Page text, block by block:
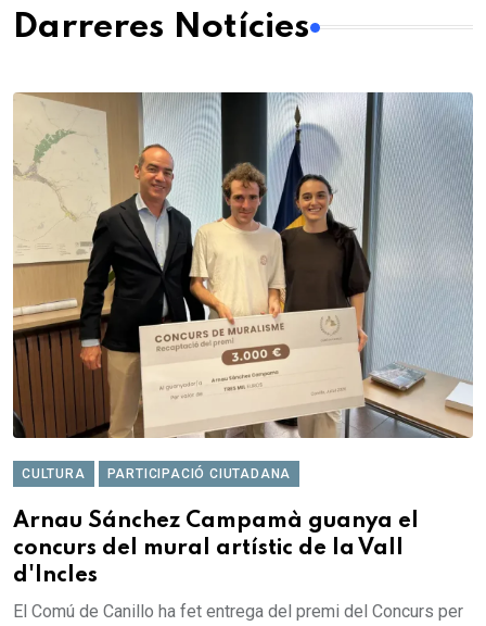
Darreres Notícies
CULTURA PARTICIPACIÓ CIUTADANA
Arnau Sánchez Campamà guanya el
concurs del mural artístic de la Vall
d'Incles
El Comú de Canillo ha fet entrega del premi del Concurs per